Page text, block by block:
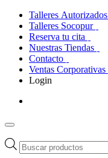
Talleres Autorizados
Talleres Socopur
Reserva tu cita
Nuestras Tiendas
Contacto
Ventas Corporativas
Login
Búsqueda
de